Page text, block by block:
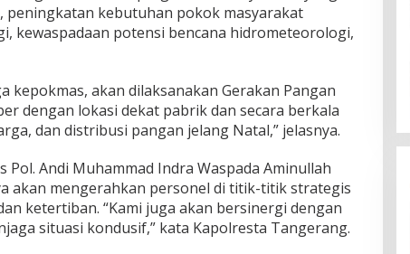
peningkatan kebutuhan pokok masyarakat
kewaspadaan potensi bencana hidrometeorologi,
kepokmas, akan dilaksanakan Gerakan Pangan
dengan lokasi dekat pabrik dan secara berkala
dan distribusi pangan jelang Natal,” jelasnya.
Pol. Andi Muhammad Indra Waspada Aminullah
akan mengerahkan personel di titik-titik strategis
ketertiban. “Kami juga akan bersinergi dengan
situasi kondusif,” kata Kapolresta Tangerang.